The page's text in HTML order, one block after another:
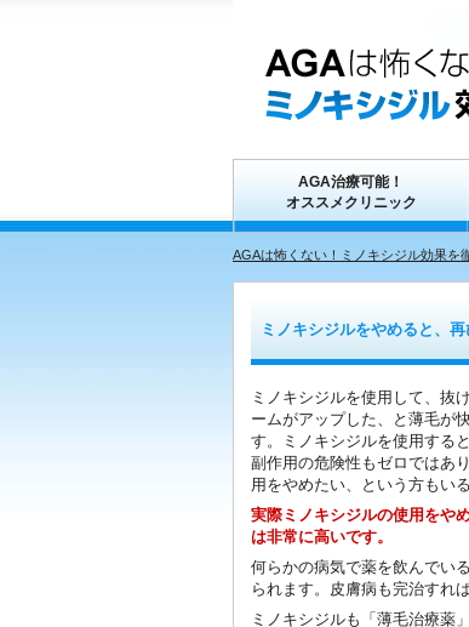
AGA治療可能！
オススメクリニック
AGAは怖くない！ミノキシジル効果を
ミノキシジルをやめると、
ミノキシジルを使用して、抜
ームがアップした、と薄毛が
す。ミノキシジルを使用する
副作用の危険性もゼロではあ
用をやめたい、という方もい
実際ミノキシジルの使用をや
は非常に高いです。
何らかの病気で薬を飲んでい
られます。皮膚病も完治すれ
ミノキシジルも「薄毛治療薬